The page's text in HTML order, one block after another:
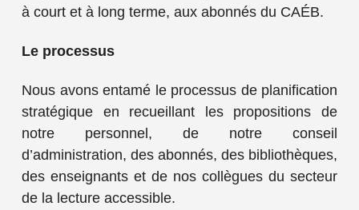
à court et à long terme, aux abonnés du CAÉB.
Le processus
Nous avons entamé le processus de planification
stratégique en recueillant les propositions de
notre personnel, de notre conseil
d’administration, des abonnés, des bibliothèques,
des enseignants et de nos collègues du secteur
de la lecture accessible.